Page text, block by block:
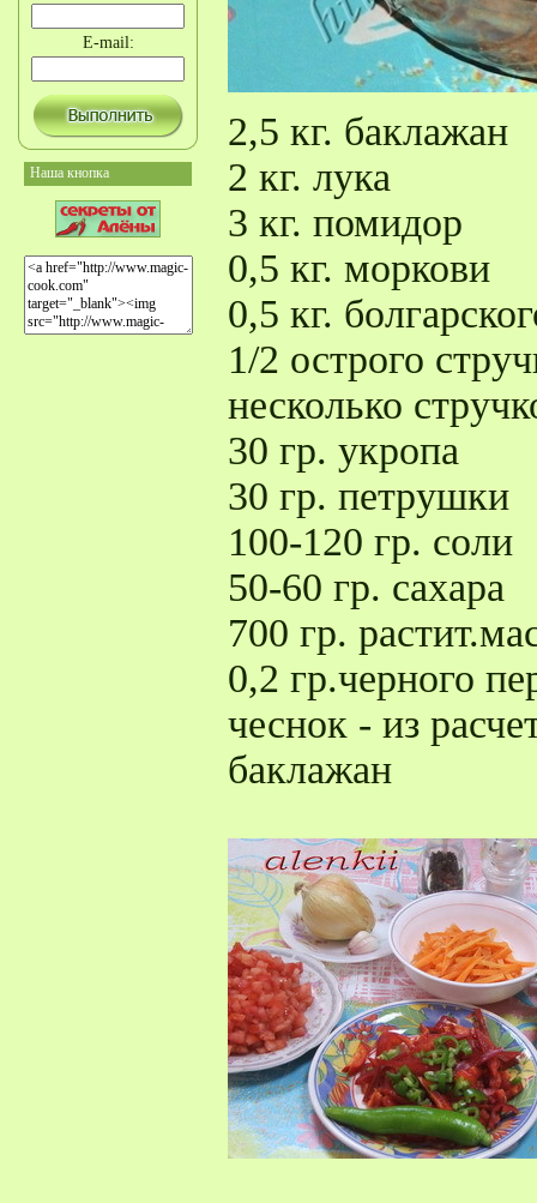
E-mail:
Наша кнопка
2,5 кг. баклажан
2 кг. лука
3 кг. помидор
0,5 кг. моркови
0,5 кг.
1/2 острого
несколько
30 гр. укропа
30 гр. петрушки
100-120 гр. соли
50-60 гр. сахара
700 гр.
0,2 гр.черного
чеснок - из
баклажан